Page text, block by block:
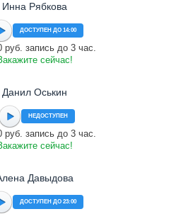
Инна Рябкова
ДОСТУПЕН ДО 14:00
руб. запись до 3 час.
сейчас!
Данил Оськин
НЕДОСТУПЕН
руб. запись до 3 час.
сейчас!
Давыдова
ДОСТУПЕН ДО 23:00